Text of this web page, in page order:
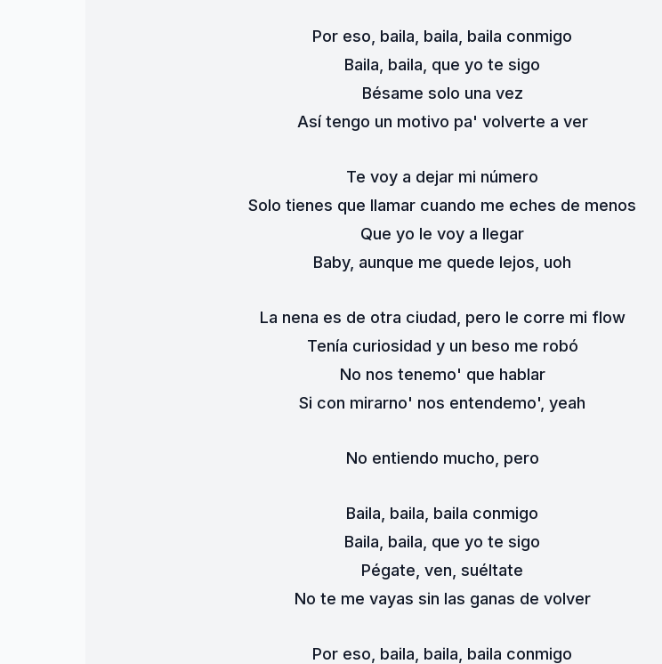
Por eso, baila, baila, baila conmigo
Baila, baila, que yo te sigo
Bésame solo una vez
Así tengo un motivo pa' volverte a ver
Te voy a dejar mi número
Solo tienes que llamar cuando me eches de menos
Que yo le voy a llegar
Baby, aunque me quede lejos, uoh
La nena es de otra ciudad, pero le corre mi flow
Tenía curiosidad y un beso me robó
No nos tenemo' que hablar
Si con mirarno' nos entendemo', yeah
No entiendo mucho, pero
Baila, baila, baila conmigo
Baila, baila, que yo te sigo
Pégate, ven, suéltate
No te me vayas sin las ganas de volver
Por eso, baila, baila, baila conmigo